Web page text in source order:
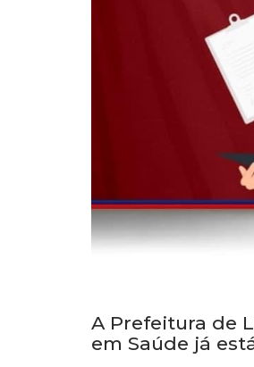
A Prefeitura de
em Saúde já